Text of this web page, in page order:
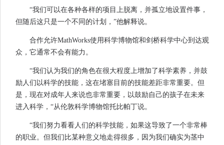
“我们可以在各种各样的项目上脱离，并孤立地设置件事，
但随后这只是一个不同的计划，”他解释说。
合作允许MathWorks使用科学博物馆和剑桥科学中心到达观
众，它通常不会有能力。
“我们认为我们的角色在很大程度上增加了科学素养，并鼓
励人们以科学的技能，这在堵塞目前的技能差距非常重要。但
是，现在对成年人来说也非常重要，以鼓励自己的孩子在未来
进入科学，“从伦敦科学博物馆托比帕丁说。
“我们努力看看人们的科学技能，如果这导致了一个非常棒
的职业。但我们比某种意义地走得很多，因为我们确实为茎中